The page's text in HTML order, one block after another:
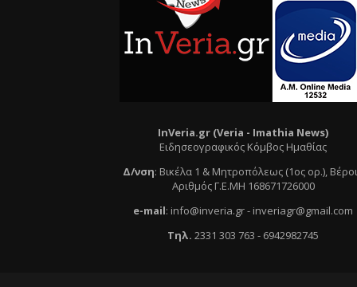
InVeria.gr (Veria - Ιmathia News)
Ειδησεογραφικός Κόμβος Ημαθίας
Δ/νση: Βικέλα 1 & Μητροπόλεως (1ος ορ.),
Αριθμός Γ.Ε.ΜΗ 168671726000
e-mail: info@inveria.gr- inveriagr@gmail.com
Τηλ. 2331 303 763 - 6942982745